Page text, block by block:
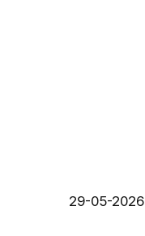
29-05-2026